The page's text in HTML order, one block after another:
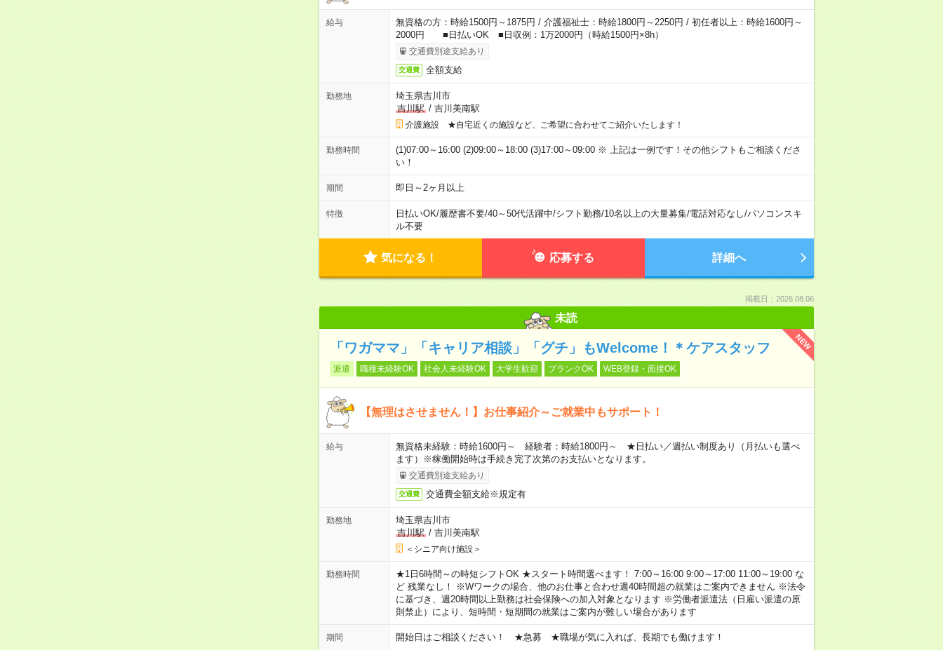
給与
無資格の方：時給1500円～1875円 / 介護福祉士：時給1800円～2250円 / 初任者以上：時給1600円～
2000円 ■日払いOK ■日収例：1万2000円（時給1500円×8h）
交通費別途支給あり
交通費 全額支給
勤務地
埼玉県吉川市
吉川駅/ 吉川美南駅
介護施設 ★自宅近くの施設など、ご希望に合わせてご紹介いたします！
勤務時間
(1)07:00～16:00 (2)09:00～18:00 (3)17:00～09:00 ※ 上記は一例です！その他シフトもご相談くださ
い！
期間 即日～2ヶ月以上
特徴 日払いOK/履歴書不要/40～50代活躍中/シフト勤務/10名以上の大量募集/電話対応なし/パソコンスキ
ル不要
気になる！ 応募する 詳細へ
掲載日：2026.08.06
未読
NEW
「ワガママ」「キャリア相談」「グチ」もWelcome！＊ケアスタッフ
派遣 職種未経験OK 社会人未経験OK 大学生歓迎 ブランクOK WEB登録・面接OK
【無理はさせません！】お仕事紹介～ご就業中もサポート！
給与
無資格未経験：時給1600円～ 経験者：時給1800円～ ★日払い／週払い制度あり（月払いも選べ
ます）※稼働開始時は手続き完了次第のお支払いとなります。
交通費別途支給あり
交通費 交通費全額支給※規定有
勤務地
埼玉県吉川市
吉川駅/ 吉川美南駅
＜シニア向け施設＞
勤務時間
★1日6時間～の時短シフトOK ★スタート時間選べます！ 7:00～16:00 9:00～17:00 11:00～19:00 な
ど 残業なし！ ※Wワークの場合、他のお仕事と合わせ週40時間超の就業はご案内できません ※法令
に基づき、週20時間以上勤務は社会保険への加入対象となります ※労働者派遣法（日雇い派遣の原
則禁止）により、短時間・短期間の就業はご案内が難しい場合があります
期間 開始日はご相談ください！ ★急募 ★職場が気に入れば、長期でも働けます！